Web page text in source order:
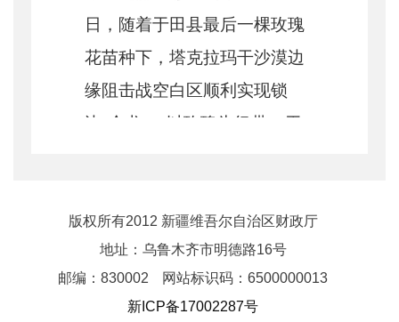
日，随着于田县最后一棵玫瑰
花苗种下，塔克拉玛干沙漠边
缘阻击战空白区顺利实现锁
边“合龙”。以玫瑰为纽带，于
化妆品研发，形成了多元立体
的产业格局。兼具生态效益和
经济效益的玫瑰竞相绽放，成
版权所有2012 新疆维吾尔自治区财政厅
地址：乌鲁木齐市明德路16号
邮编：830002
网站标识码：6500000013
新ICP备17002287号